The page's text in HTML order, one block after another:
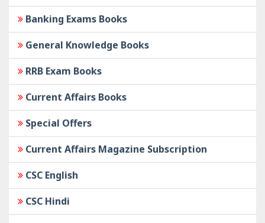
Banking Exams Books
General Knowledge Books
RRB Exam Books
Current Affairs Books
Special Offers
Current Affairs Magazine Subscription
CSC English
CSC Hindi